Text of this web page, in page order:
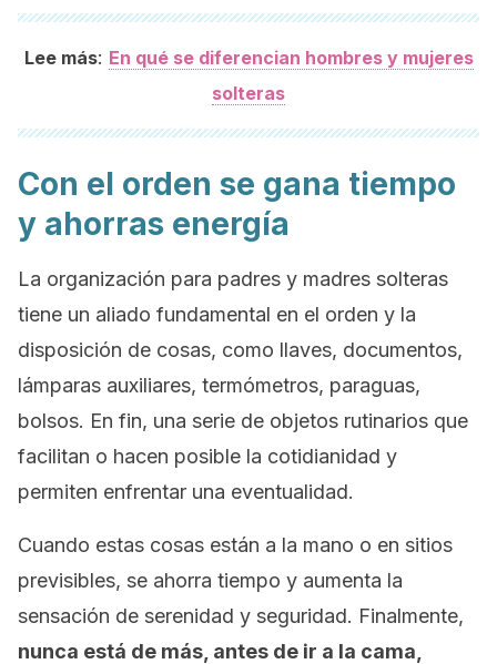
Lee más: En qué se diferencian hombres y mujeres
solteras
Con el orden se gana tiempo
y ahorras energía
La organización para padres y madres solteras
tiene un aliado fundamental en el orden y la
disposición de cosas, como llaves, documentos,
lámparas auxiliares, termómetros, paraguas,
bolsos. En fin, una serie de objetos rutinarios que
facilitan o hacen posible la cotidianidad y
permiten enfrentar una eventualidad.
Cuando estas cosas están a la mano o en sitios
previsibles, se ahorra tiempo y aumenta la
sensación de serenidad y seguridad. Finalmente,
nunca está de más, antes de ir a la cama,